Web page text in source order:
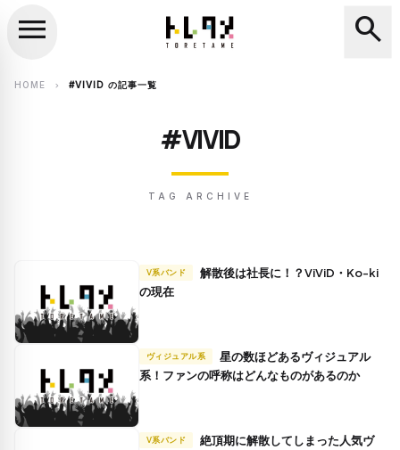
search
menu search
HOME chevron_right #VIVID の記事一覧
#VIVID
TAG ARCHIVE
V系バンド
解散後は社長に！？ViViD・Ko-ki
の現在
ヴィジュアル系
星の数ほどあるヴィジュアル
系！ファンの呼称はどんなものがあるのか
V系バンド
絶頂期に解散してしまった人気ヴ